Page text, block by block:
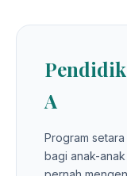
A
Program
bagi anak-